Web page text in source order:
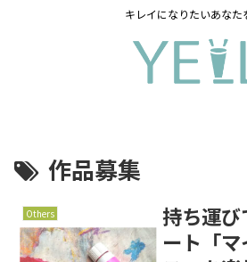
キレイになりたいあなた
作品募集
Others
持ち運
ート「